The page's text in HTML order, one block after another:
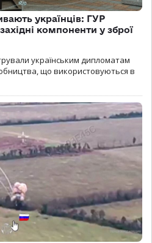
українців: ГУР
компоненти у зброї
українським дипломатам
що використовуються в